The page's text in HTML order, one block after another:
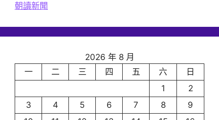
朝讀新聞
2026 年 8 月
一
二 三 四 五 六
日
1
2
3
4 5 6 7 8
9